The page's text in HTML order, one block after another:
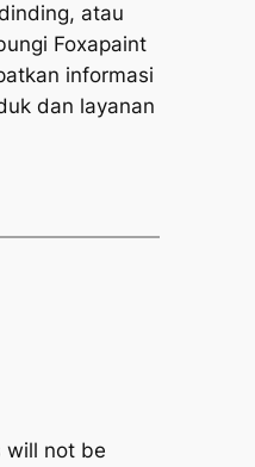
atau
Foxapaint
informasi
dan layanan
will not be